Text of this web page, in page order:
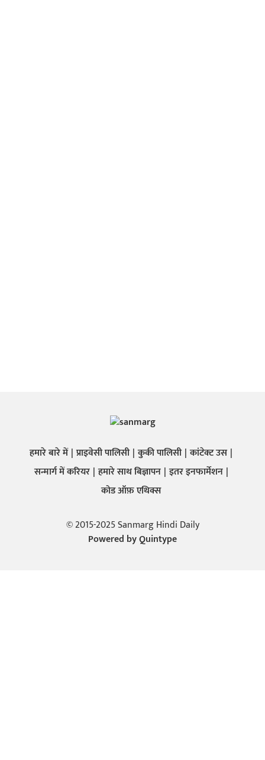
हमारे बारे में प्राइवेसी पालिसी कुकी पालिसी कांटेक्ट उस
सन्मार्ग में करियर हमारे साथ बिज्ञापन इतर इनफार्मेशन
कोड ऑफ़ एथिक्स
© 2015-2025 Sanmarg Hindi Daily
Powered byQuintype